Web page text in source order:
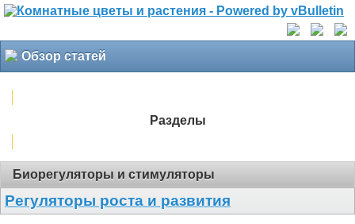
Обзор статей
Разделы
Биорегуляторы и стимуляторы
Регуляторы роста и развития